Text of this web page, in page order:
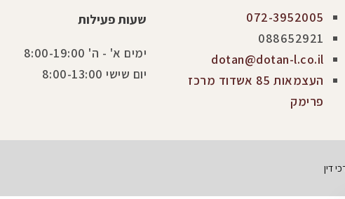
072-3952005
088652921
dotan@dotan-l.co.il
העצמאות 85 אשדוד מרכז
פרימק
שעות פעילות
ימים א' - ה' 8:00-19:00
יום שישי 8:00-13:00